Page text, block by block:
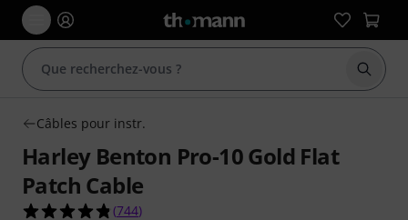
Câbles pour instr.
Harley Benton Pro-10 Gold Flat
Patch Cable
4.8 étoiles sur 5 d'après 744 évaluations clients
(744)